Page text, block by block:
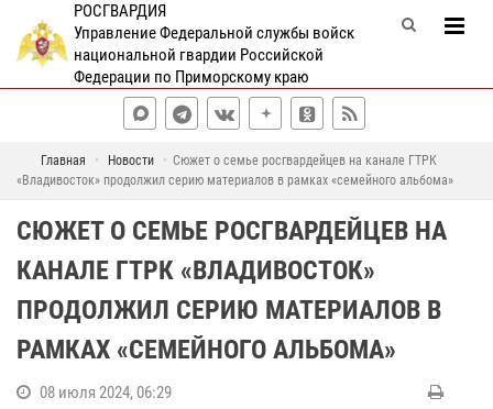
РОСГВАРДИЯ
Управление Федеральной службы войск
национальной гвардии Российской
Федерации по Приморскому краю
Главная Новости
Сюжет о семье росгвардейцев на канале ГТРК
«Владивосток» продолжил серию материалов в рамках «семейного альбома»
СЮЖЕТ О СЕМЬЕ РОСГВАРДЕЙЦЕВ НА
КАНАЛЕ ГТРК «ВЛАДИВОСТОК»
ПРОДОЛЖИЛ СЕРИЮ МАТЕРИАЛОВ В
РАМКАХ «СЕМЕЙНОГО АЛЬБОМА»
08 июля 2024, 06:29